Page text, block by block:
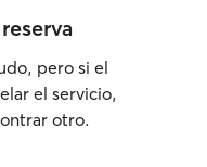
pero si el
el servicio,
otro.